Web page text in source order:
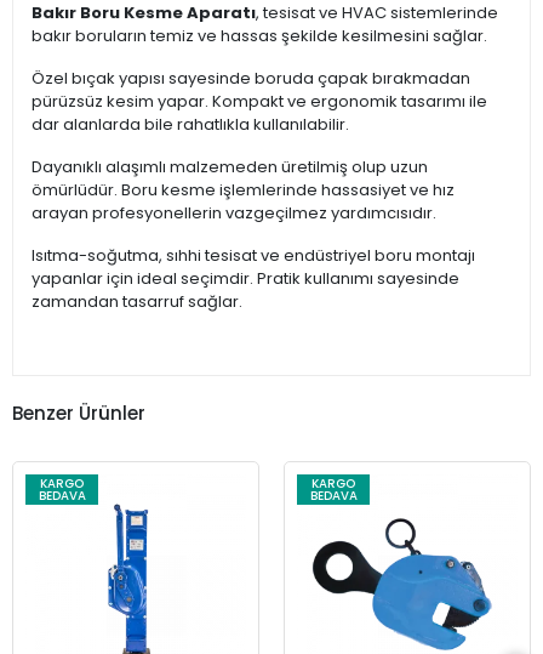
Bakır Boru Kesme Aparatı, tesisat ve HVAC sistemlerinde
bakır boruların temiz ve hassas şekilde kesilmesini sağlar.
Özel bıçak yapısı sayesinde boruda çapak bırakmadan
pürüzsüz kesim yapar. Kompakt ve ergonomik tasarımı ile
dar alanlarda bile rahatlıkla kullanılabilir.
Dayanıklı alaşımlı malzemeden üretilmiş olup uzun
ömürlüdür. Boru kesme işlemlerinde hassasiyet ve hız
arayan profesyonellerin vazgeçilmez yardımcısıdır.
Isıtma-soğutma, sıhhi tesisat ve endüstriyel boru montajı
yapanlar için ideal seçimdir. Pratik kullanımı sayesinde
zamandan tasarruf sağlar.
Benzer Ürünler
KARGO
BEDAVA
KARGO
BEDAVA